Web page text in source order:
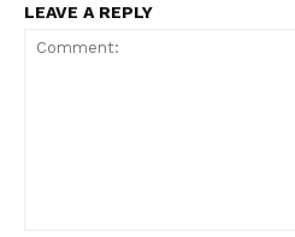
LEAVE A REPLY